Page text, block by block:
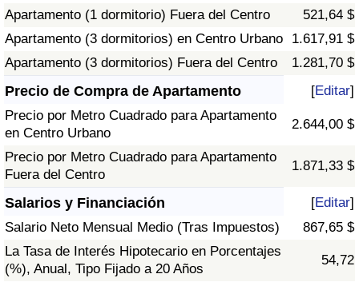
Apartamento (1 dormitorio) Fuera del Centro
521,64 $
Apartamento (3 dormitorios) en Centro Urbano
1.617,91 $
Apartamento (3 dormitorios) Fuera del Centro
1.281,70 $
Precio de Compra de Apartamento [Editar]
Precio por Metro Cuadrado para Apartamento
en Centro Urbano
2.644,00 $
Precio por Metro Cuadrado para Apartamento
Fuera del Centro
1.871,33 $
Salarios y Financiación [Editar]
Salario Neto Mensual Medio (Tras Impuestos)
867,65 $
La Tasa de Interés Hipotecario en Porcentajes
(%), Anual, Tipo Fijado a 20 Años
54,72